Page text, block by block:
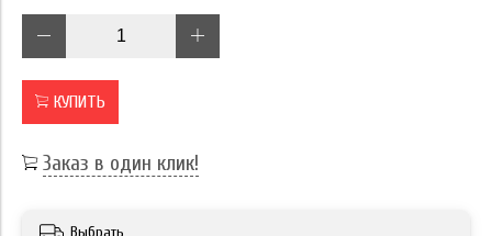
КУПИТЬ
Заказ в один клик!